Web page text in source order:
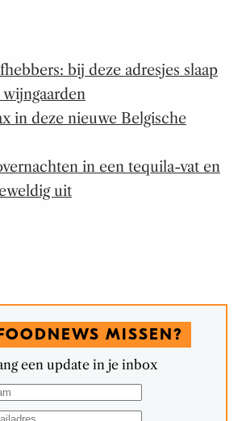
bij deze adresjes slaap
in deze nieuwe Belgische
in een tequila-vat en
uit
MISSEN?
een update in je inbox